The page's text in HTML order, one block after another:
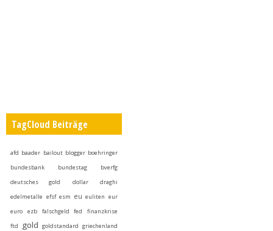
TagCloud Beiträge
afd baader bailout blogger boehringer
bundesbank
bundestag
bverfg
deutsches gold
dollar
draghi
edelmetalle efsf esm eu euliten eur
euro
ezb falschgeld fed
finanzkrise
ftd
gold goldstandard griechenland